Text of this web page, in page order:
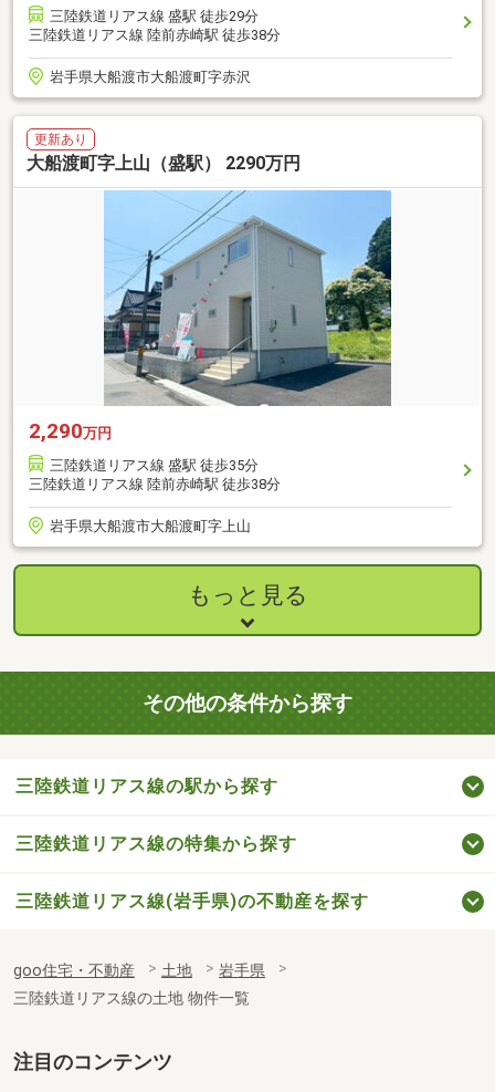
三陸鉄道リアス線 盛駅 徒歩29分
三陸鉄道リアス線 陸前赤崎駅 徒歩38分
岩手県大船渡市大船渡町字赤沢
更新あり
大船渡町字上山（盛駅） 2290万円
2,290万円
三陸鉄道リアス線 盛駅 徒歩35分
三陸鉄道リアス線 陸前赤崎駅 徒歩38分
岩手県大船渡市大船渡町字上山
もっと見る
その他の条件から探す
三陸鉄道リアス線の駅から探す
三陸鉄道リアス線の特集から探す
三陸鉄道リアス線(岩手県)の不動産を探す
goo住宅・不動産 土地
岩手県
三陸鉄道リアス線の土地 物件一覧
注目のコンテンツ